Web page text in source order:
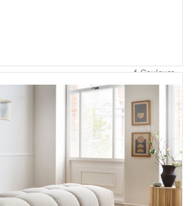
6Couleurs
toute la collection